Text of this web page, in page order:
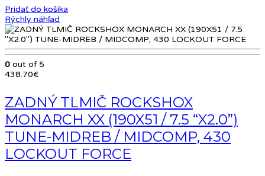
Pridať do košíka
Rýchly náhľad
0 out of 5
438.70€
ZADNÝ TLMIČ ROCKSHOX
MONARCH XX (190X51 / 7.5 “X2.0”)
TUNE-MIDREB / MIDCOMP, 430
LOCKOUT FORCE